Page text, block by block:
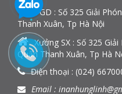
VPGD : Số 325 Giải
Thanh Xuân, Tp Hà Nội
Xưởng SX : Số 325
Quận Thanh Xuân, Tp Hà
Điện thoại : (024)
Email :